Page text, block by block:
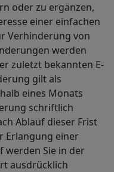
oder zu ergänzen,
einer einfachen
Verhinderung von
werden
zuletzt bekannten E-
gilt als
eines Monats
schriftlich
Ablauf dieser Frist
Erlangung einer
werden Sie in der
ausdrücklich